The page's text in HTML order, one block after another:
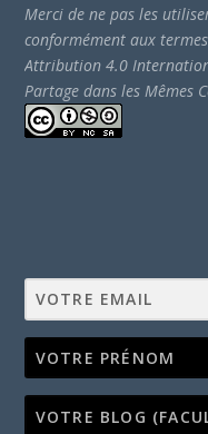
Merci de ne pas les
conformément aux
Attribution 4.0
Partage dans les Mêmes